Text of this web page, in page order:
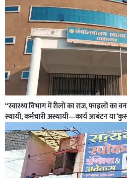
“स्वास्थ्य विभाग में रीलों का राज, फाइलों का
स्थायी, कर्मचारी अस्थायी—कार्य आबंटन या